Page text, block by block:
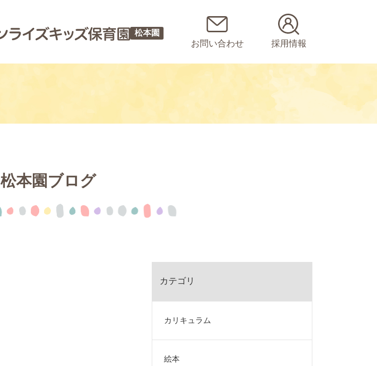
松本園
お問い合わせ 採用情報
松本園ブログ
カテゴリ
カリキュラム
絵本